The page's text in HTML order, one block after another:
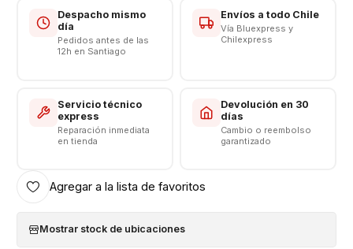
"CONSULTE POR INSTALACIÓN EN TIENDA"
----------------------------------------
💯 Una excelente alternativa por su calidad y precio.
✅ Colores nítidos.
✅ Excelente relación calidad-precio.
técnico!
Despacho mismo
día
Pedidos antes de las
12h en Santiago
Envíos a todo Chile
Vía Bluexpress y
Chilexpress
Servicio técnico
express
Reparación inmediata
en tienda
Devolución en 30
días
Cambio o reembolso
garantizado
Agregar a la lista de favoritos
Mostrar stock de ubicaciones